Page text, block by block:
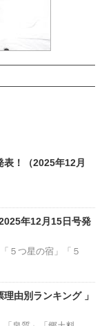
表！（2025年12月
年12月15日号発
５つ星の宿」「５
由別ランキング 」